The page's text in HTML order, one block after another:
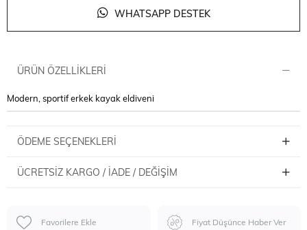
WHATSAPP DESTEK
ÜRÜN ÖZELLIKLERI
Modern, sportif erkek kayak eldiveni
ÖDEME SEÇENEKLERI
ÜCRETSIZ KARGO / İADE / DEĞIŞIM
Favorilere Ekle Fiyat Düşünce Haber Ver